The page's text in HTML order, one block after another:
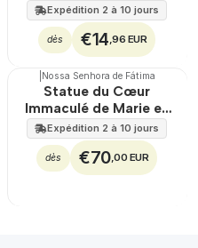
Expédition 2 à 10 jours
dès €14,96 EUR
Nossa Senhora de Fátima
Statue du Cœur
Immaculé de Marie en
bois
Expédition 2 à 10 jours
dès €70,00 EUR